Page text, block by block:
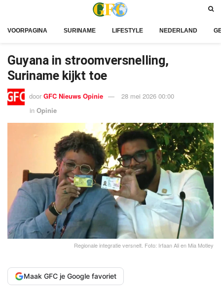
VOORPAGINA SURINAME LIFESTYLE NEDERLAND
Guyana in stroomversnelling,
Suriname kijkt toe
door GFC Nieuws Opinie
28 mei 2026 00:00
in Opinie
Regionale integratie versnelt. Foto: Irfaan Ali en Mia Motley
Maak GFC je Google favoriet